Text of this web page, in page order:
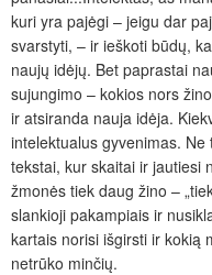
kuri yra pajėgi – jeigu dar
svarstyti, – ir ieškoti būdų,
naujų idėjų. Bet paprastai
sujungimo – kokios nors
ir atsiranda nauja idėja.
intelektualus gyvenimas.
tekstai, kur skaitai ir jautiesi
žmonės tiek daug žino –
slankioji pakampiais ir
kartais norisi išgirsti ir kokią
netrūko minčių.